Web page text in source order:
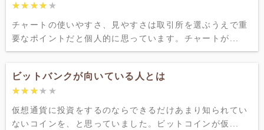
★★★★★
★★★★★
チャートの使いやすさ、見やすさは取引所を選ぶうえで重
要なポイントだと個人的に思っています。チャートが...
ビットバンクが向いている人とは
★★★★★
★★★★★
仮想通貨に投資をするのならできるだけあまり知られてい
ないコインを、と思っていました。ビットコインが仮...